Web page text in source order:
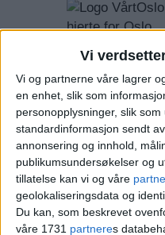
Vi
Vi og partnerne våre lagrer
en enhet, slik som
personopplysninger, slik
standardinformasjon sendt
annonsering og innhold,
publikumsundersøkelser og
tillatelse kan vi og våre
geolokaliseringsdata og
Du kan, som beskrevet
våre 1731 partneres